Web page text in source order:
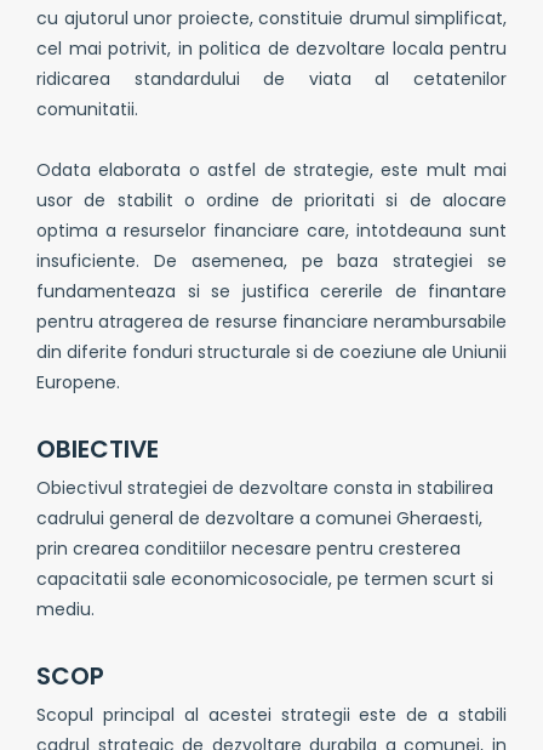
cu ajutorul unor proiecte, constituie drumul simplificat,
cel mai potrivit, in politica de dezvoltare locala pentru
ridicarea standardului de viata al cetatenilor
comunitatii.
Odata elaborata o astfel de strategie, este mult mai
usor de stabilit o ordine de prioritati si de alocare
optima a resurselor financiare care, intotdeauna sunt
insuficiente. De asemenea, pe baza strategiei se
fundamenteaza si se justifica cererile de finantare
pentru atragerea de resurse financiare nerambursabile
din diferite fonduri structurale si de coeziune ale Uniunii
Europene.
OBIECTIVE
Obiectivul strategiei de dezvoltare consta in stabilirea
cadrului general de dezvoltare a comunei Gheraesti,
prin crearea conditiilor necesare pentru cresterea
capacitatii sale economicosociale, pe termen scurt si
mediu.
SCOP
Scopul principal al acestei strategii este de a stabili
cadrul strategic de dezvoltare durabila a comunei, in